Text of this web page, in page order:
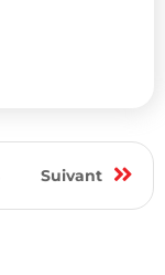
Suivant